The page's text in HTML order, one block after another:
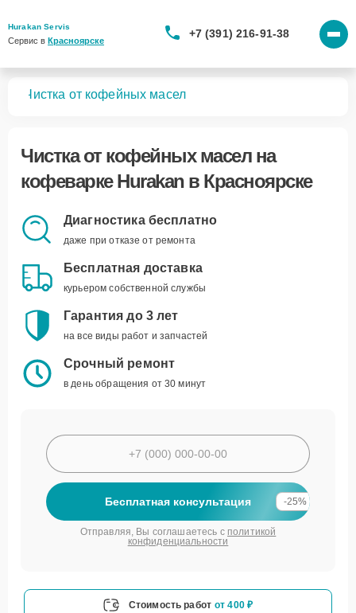
Hurakan Servis
Сервис в Красноярске
+7 (391) 216-91-38
Чистка от кофейных масел
Чистка от кофейных маселна
кофеварке Hurakan в Красноярске
Диагностика бесплатно
даже при отказе от ремонта
Бесплатная доставка
курьером собственной службы
Гарантия до 3 лет
на все виды работ и запчастей
Срочный ремонт
в день обращения от 30 минут
Бесплатная консультация -25%
Отправляя, Вы соглашаетесь с политикой
конфиденциальности
Стоимость работ от 400 ₽